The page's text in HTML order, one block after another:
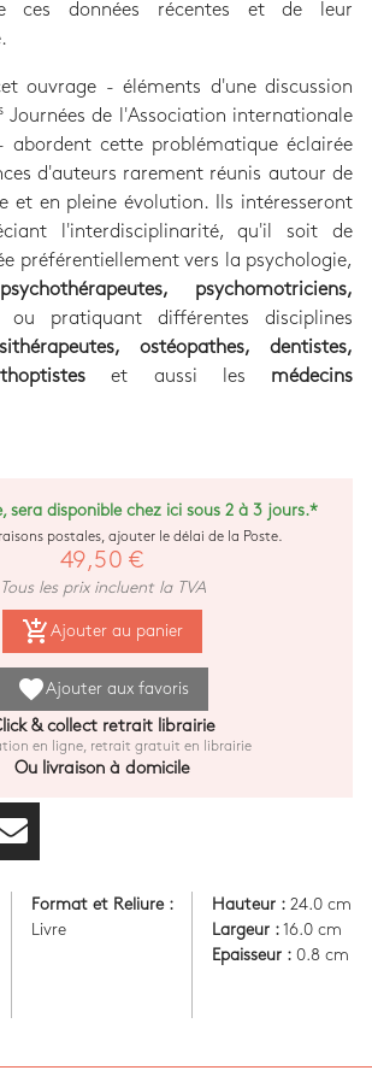
ces données récentes et de leur
ouvrage - éléments d'une discussion
Journées de l'Association internationale
abordent cette problématique éclairée
d'auteurs rarement réunis autour de
et en pleine évolution. Ils intéresseront
l'interdisciplinarité, qu'il soit de
préférentiellement vers la psychologie,
psychomotriciens,
ou pratiquant différentes disciplines
ostéopathes, dentistes,
et aussi les médecins
sera disponible chez ici sous 2 à 3 jours.*
postales, ajouter le délai de la Poste.
49,50 €
Tous les prix incluent la TVA
add_shopping_cart Ajouter au panier
favoriteAjouter aux favoris
& collect retrait librairie
en ligne, retrait gratuit en librairie
Ou livraison à domicile
Format et Reliure :
Livre
Hauteur :24.0 cm
Largeur :16.0 cm
Epaisseur :0.8 cm